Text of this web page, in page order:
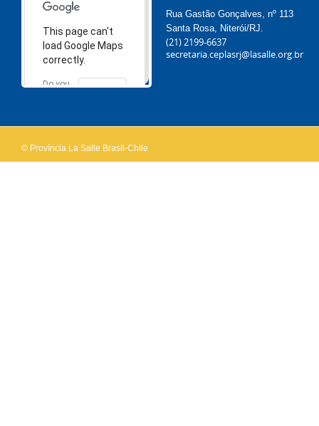
This page can't
load Google Maps
correctly.
Do you
OK
Rua Gastão Gonçalves, nº 113
Santa Rosa, Niterói/RJ.
(21) 2199-6637
secretaria.ceplasrj@lasalle.org.br
© Província La Salle Brasil-Chile